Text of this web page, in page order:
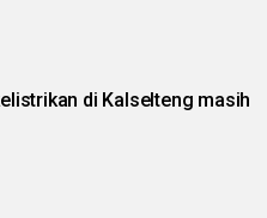
di Kalselteng masih